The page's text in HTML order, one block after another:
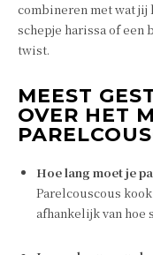
combineren met wat jij
schepje harissa of een
twist.
MEEST
OVER HET
Hoe lang moet je
Parelcouscous
afhankelijk van hoe